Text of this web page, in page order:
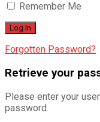
Remember Me
Forgotten Password?
Retrieve your
Please enter your
password.